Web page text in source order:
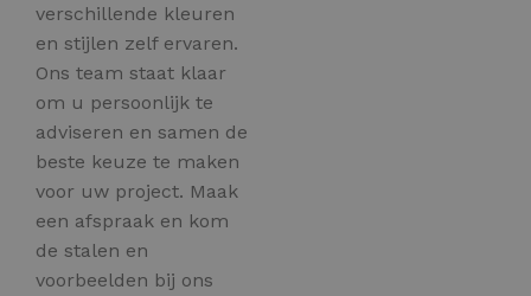
verschillende kleuren
en stijlen zelf ervaren.
Ons team staat klaar
om u persoonlijk te
adviseren en samen de
beste keuze te maken
voor uw project. Maak
een afspraak en kom
de stalen en
voorbeelden bij ons